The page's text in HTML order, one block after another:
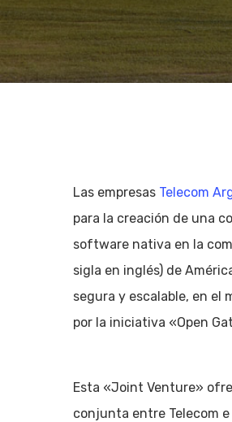
Hit enter to search or
Las empresas Telecom
para la creación de una
software nativa en la
sigla en inglés) de
segura y escalable, en
por la iniciativa «Open
Esta «Joint Venture»
conjunta entre Telecom